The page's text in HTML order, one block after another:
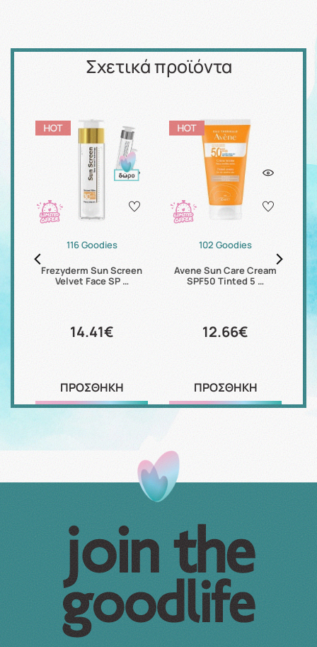
Σχετικά προϊόντα
116 Goodies
Frezyderm Sun Screen
Velvet Face SP …
14.41€
ΠΡΟΣΘΗΚΗ
102 Goodies
Avene Sun Care Cream
SPF50 Tinted 5 …
12.66€
ΠΡΟΣΘΗΚΗ